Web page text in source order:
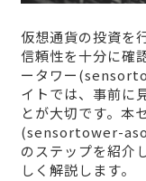
仮想通貨の投資を
信頼性を十分に確
ータワー
イトでは、事前に
とが大切です。本
(sensortower-
のステップを紹介
しく解説します。